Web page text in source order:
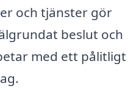
och tjänster gör
beslut och
med ett pålitligt